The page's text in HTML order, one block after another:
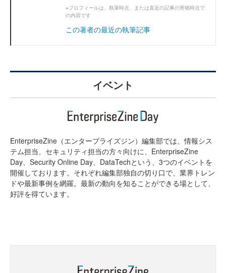
※プロフィールは、執筆時点、または直近の記事の寄稿時点で
の内容です
この著者の最近の執筆記事
イベント
EnterpriseZine（エンタープライズジン）編集部では、情報シス
テム担当、セキュリティ担当の方々向けに、EnterpriseZine
Day、Security Online Day、DataTechという、3つのイベントを
開催しております。それぞれ編集部独自の切り口で、業界トレン
ドや最新事例を網羅。最新の動向を知ることができる場として、
好評を得ています。